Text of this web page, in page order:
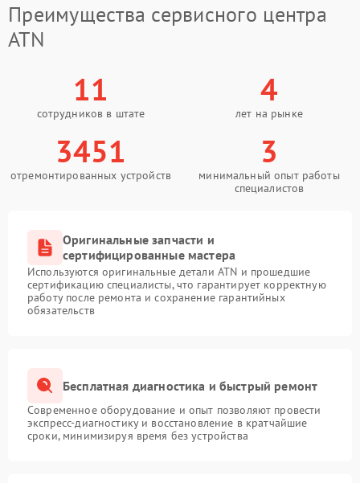
Преимущества сервисного центра
ATN
11
сотрудников в штате
4
лет на рынке
3451
отремонтированных устройств
3
минимальный опыт работы
специалистов
Оригинальные запчасти и
сертифицированные мастера
Используются оригинальные детали ATN и прошедшие
сертификацию специалисты, что гарантирует корректную
работу после ремонта и сохранение гарантийных
обязательств
Бесплатная диагностика и быстрый ремонт
Современное оборудование и опыт позволяют провести
экспресс-диагностику и восстановление в кратчайшие
сроки, минимизируя время без устройства